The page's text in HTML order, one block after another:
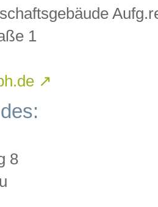
1
↗
8